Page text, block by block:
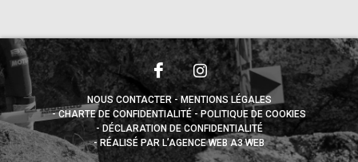
NOUS CONTACTER
MENTIONS LÉGALES
CHARTE DE CONFIDENTIALITÉ
POLITIQUE DE COOKIES
DÉCLARATION DE CONFIDENTIALITÉ
RÉALISÉ PAR L’AGENCE WEB A3 WEB